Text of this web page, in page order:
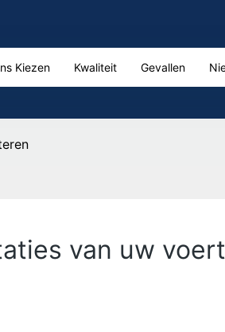
Kiezen Kwaliteit Gevallen
van uw